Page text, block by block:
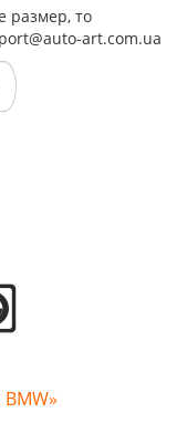
размер, то
art.com.ua